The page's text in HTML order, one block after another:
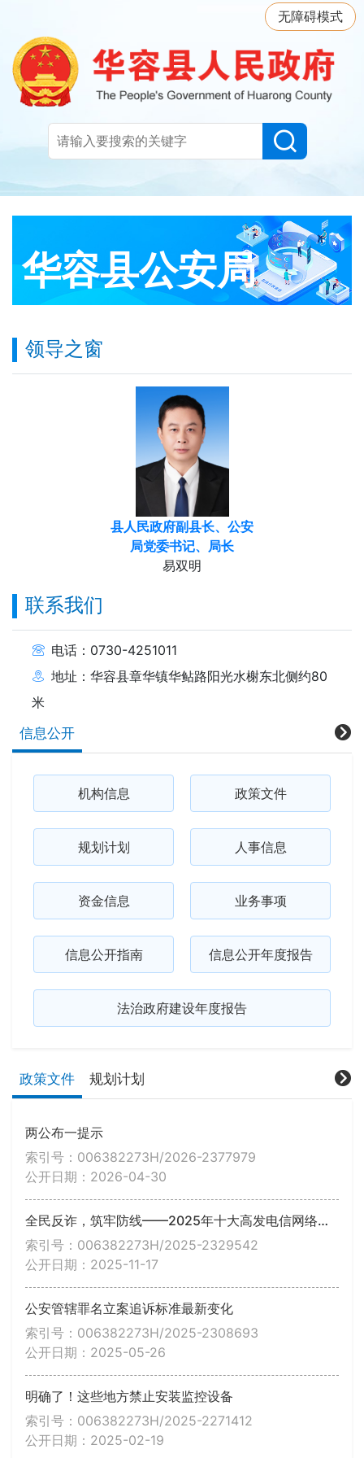
无障碍模式
华容县公安局
领导之窗
县人民政府副县长、公安
局党委书记、局长
易双明
联系我们
电话：0730-4251011
地址：华容县章华镇华鲇路阳光水榭东北侧约80
米
信息公开
机构信息 政策文件
规划计划 人事信息
资金信息 业务事项
信息公开指南 信息公开年度报告
法治政府建设年度报告
政策文件 规划计划
两公布一提示
索引号：006382273H/2026-2377979
公开日期：2026-04-30
全民反诈，筑牢防线——2025年十大高发电信网络诈骗手法深度解析与警示
索引号：006382273H/2025-2329542
公开日期：2025-11-17
公安管辖罪名立案追诉标准最新变化
索引号：006382273H/2025-2308693
公开日期：2025-05-26
明确了！这些地方禁止安装监控设备
索引号：006382273H/2025-2271412
公开日期：2025-02-19